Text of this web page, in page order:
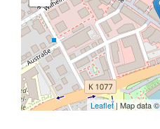
Leaflet| Map data ©